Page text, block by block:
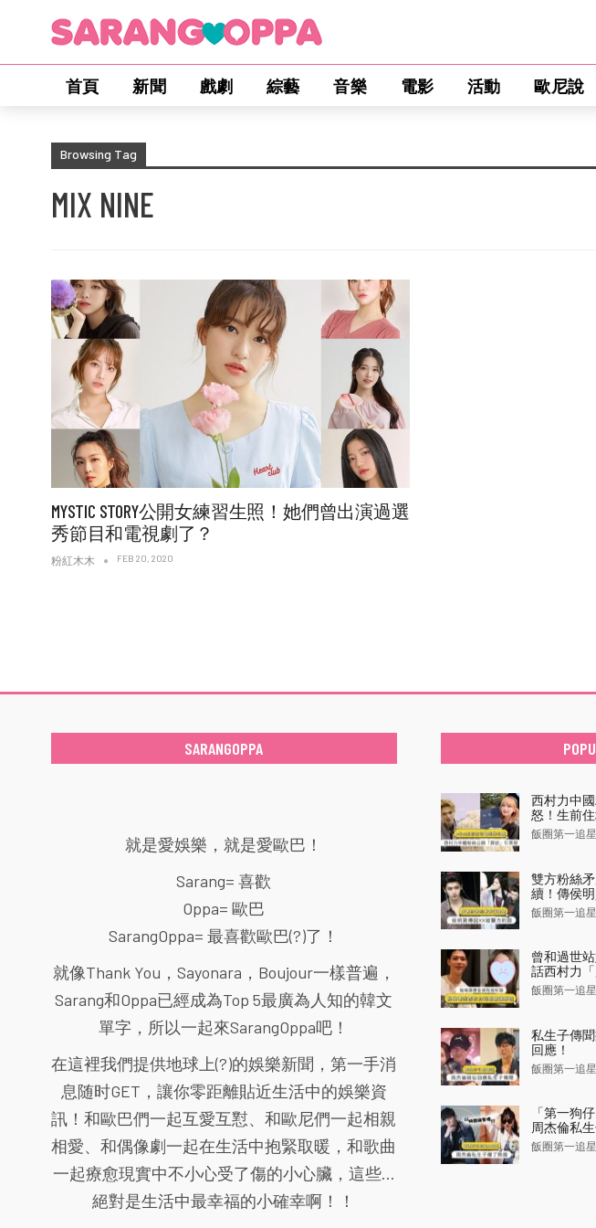
首頁 新聞 戲劇 綜藝 音樂 電影 活動 歐尼說
Browsing Tag
MIX NINE
MYSTIC STORY公開女練習生照！她們曾出演過選
秀節目和電視劇了？
粉紅木木 FEB 20, 2020
SARANGOPPA
就是愛娛樂，就是愛歐巴！
Sarang= 喜歡
Oppa= 歐巴
SarangOppa= 最喜歡歐巴(?)了！
就像Thank You，Sayonara，Boujour一樣普遍，
Sarang和Oppa已經成為Top 5最廣為人知的韓文
單字，所以一起來SarangOppa吧！
在這裡我們提供地球上(?)的娛樂新聞，第一手消
息随时GET，讓你零距離貼近生活中的娛樂資
訊！和歐巴們一起互愛互懟、和歐尼們一起相親
相愛、和偶像劇一起在生活中抱緊取暖，和歌曲
一起療愈現實中不小心受了傷的小心臟，這些...
絕對是生活中最幸福的小確幸啊！！
西村力中
怒！生前
飯圈第一追
雙方粉絲
續！傳侯
飯圈第一追
曾和過世
話西村力
飯圈第一追
私生子傳
回應！
飯圈第一追
「第一狗
周杰倫私
飯圈第一追